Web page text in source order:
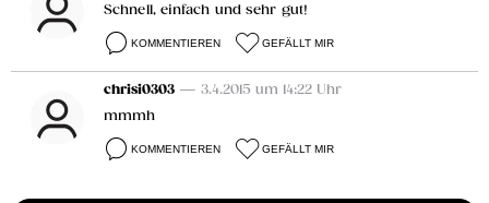
Schnell, einfach und sehr gut!
KOMMENTIEREN GEFÄLLT MIR
chrisi0303 — 3.4.2015 um 14:22 Uhr
mmmh
KOMMENTIEREN GEFÄLLT MIR